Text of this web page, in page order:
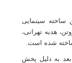
ساخته سینمایی
هدیه تهرانی،
ساخته شده است
هفته بعد به دلیل پخش